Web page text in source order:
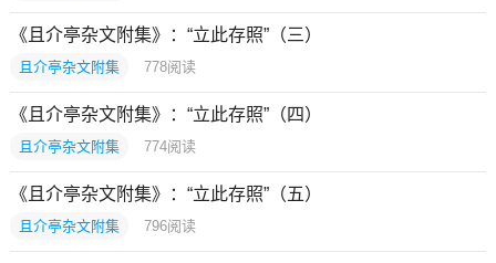
《且介亭杂文附集》：“立此存照”（三）
且介亭杂文附集 778阅读
《且介亭杂文附集》：“立此存照”（四）
且介亭杂文附集 774阅读
《且介亭杂文附集》：“立此存照”（五）
且介亭杂文附集 796阅读